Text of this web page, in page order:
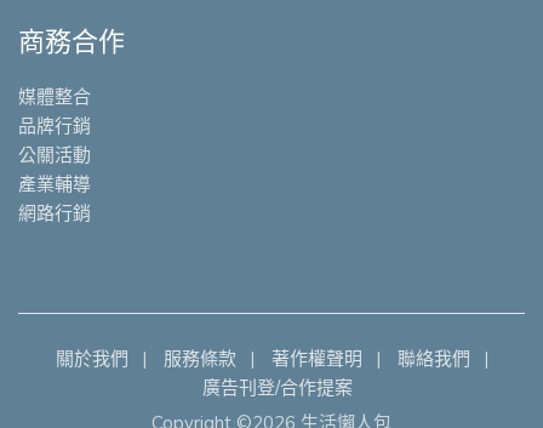
商務合作
媒體整合
品牌行銷
公關活動
產業輔導
網路行銷
關於我們 服務條款 著作權聲明
聯絡我們
廣告刊登/合作提案
Copyright ©2026 生活懶人包